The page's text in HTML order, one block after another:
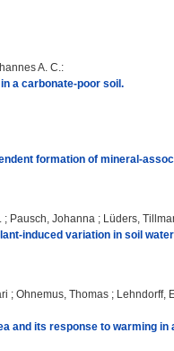
A. C.:
a carbonate-poor soil.
formation of mineral-
; Pausch, Johanna ; Lüders,
induced variation in soil
; Ohnemus, Thomas ; Lehndorff,
and its response to warming in